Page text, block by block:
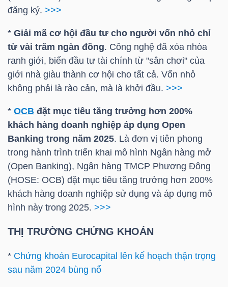
đăng ký. >>>
* Giải mã cơ hội đầu tư cho người vốn nhỏ chỉ
từ vài trăm ngàn đồng. Công nghệ đã xóa nhòa
ranh giới, biến đầu tư tài chính từ "sân chơi" của
giới nhà giàu thành cơ hội cho tất cả. Vốn nhỏ
không phải là rào cản, mà là khởi đầu. >>>
* OCB đặt mục tiêu tăng trưởng hơn 200%
khách hàng doanh nghiệp áp dụng Open
Banking trong năm 2025. Là đơn vị tiên phong
trong hành trình triển khai mô hình Ngân hàng mở
(Open Banking), Ngân hàng TMCP Phương Đông
(HOSE: OCB) đặt mục tiêu tăng trưởng hơn 200%
khách hàng doanh nghiệp sử dụng và áp dụng mô
hình này trong 2025. >>>
THỊ TRƯỜNG CHỨNG KHOÁN
* Chứng khoán Eurocapital lên kế hoạch thận trọng
sau năm 2024 bùng nổ
BẤT
SẢN
Mã
chứng
khoán
(-)
Tất cả Cổ phiếu Chỉ số Chứng chỉ quỹ
đạo
Tất cả Người nội bộ